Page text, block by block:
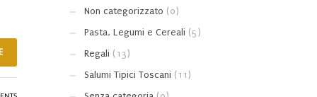
Non categorizzato (0)
Pasta, Legumi e Cereali (5)
Regali (13)
Salumi Tipici Toscani (11)